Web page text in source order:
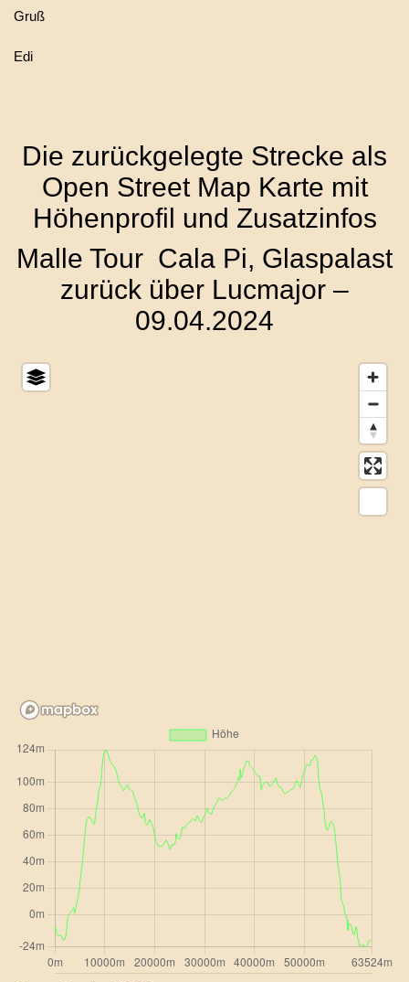
Gruß
Edi
Die zurückgelegte Strecke als
Open Street Map Karte mit
Höhenprofil und Zusatzinfos
Malle Tour Cala Pi, Glaspalast
zurück über Lucmajor –
09.04.2024